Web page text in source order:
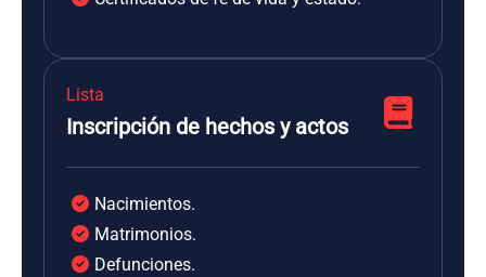
Lista
Inscripción de hechos y actos
Nacimientos.
Matrimonios.
Defunciones.